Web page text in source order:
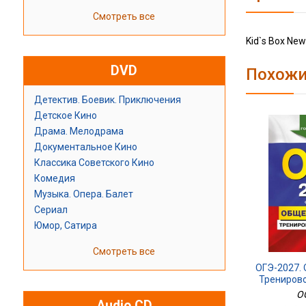
Смотреть все
DVD
Детектив. Боевик. Приключения
Детское Кино
Драма. Мелодрама
Документальное Кино
Классика Советского Кино
Комедия
Музыка. Опера. Балет
Сериал
Юмор, Сатира
Смотреть все
Kid`s Box
ОГЭ-2027.
30